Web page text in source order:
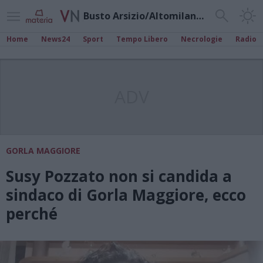
Busto Arsizio/Altomilanese
Home News24 Sport Tempo Libero Necrologie Radio
GORLA MAGGIORE
Susy Pozzato non si candida a
sindaco di Gorla Maggiore, ecco
perché